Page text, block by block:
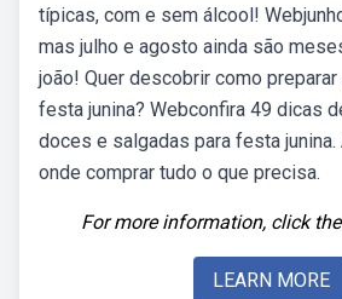
típicas, com e sem álcool!
mas julho e agosto ainda são
joão! Quer descobrir como
festa junina? Webconfira 49 dicas
doces e salgadas para festa
onde comprar tudo o que precisa.
For more information, click
LEARN MORE